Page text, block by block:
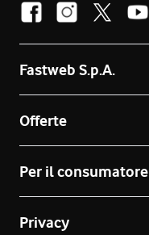
Fastweb S.p.A.
Offerte
Per il consumatore
Privacy